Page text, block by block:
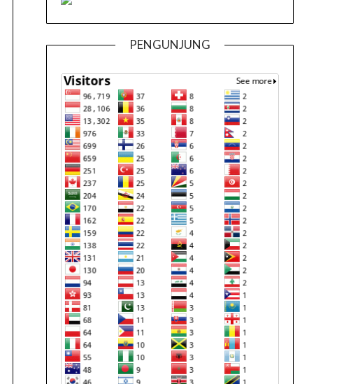
PENGUNJUNG